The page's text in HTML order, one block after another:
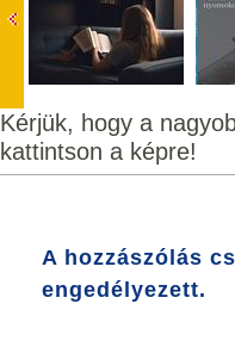
Kérjük, hogy a
kattintson a képre!
A hozzászólás
engedélyezett.